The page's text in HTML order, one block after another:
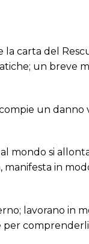
la carta del
un breve
un danno
mondo si
manifesta in
lavorano in
per